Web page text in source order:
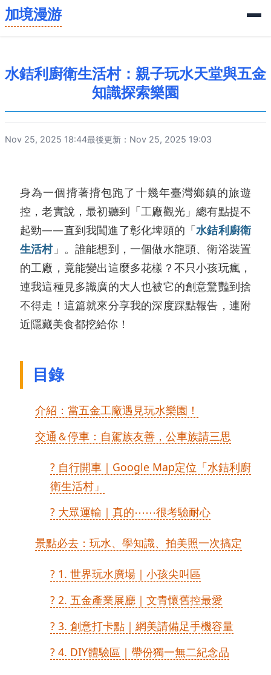
加境漫游
水銡利廚衛生活村：親子玩水天堂與五金
知識探索樂園
Nov 25, 2025 18:44最後更新：Nov 25, 2025 19:03
身為一個揹著揹包跑了十幾年臺灣鄉鎮的旅遊
控，老實說，最初聽到「工廠觀光」總有點提不
起勁——直到我闖進了彰化埤頭的「水銡利廚衛
生活村」。誰能想到，一個做水龍頭、衛浴裝置
的工廠，竟能變出這麼多花樣？不只小孩玩瘋，
連我這種見多識廣的大人也被它的創意驚豔到捨
不得走！這篇就來分享我的深度踩點報告，連附
近隱藏美食都挖給你！
目錄
介紹：當五金工廠遇見玩水樂園！
交通＆停車：自駕族友善，公車族請三思
? 自行開車｜Google Map定位「水銡利廚
衛生活村」
? 大眾運輸｜真的⋯⋯很考驗耐心
景點必去：玩水、學知識、拍美照一次搞定
? 1. 世界玩水廣場｜小孩尖叫區
? 2. 五金產業展廳｜文青懷舊控最愛
? 3. 創意打卡點｜網美請備足手機容量
? 4. DIY體驗區｜帶份獨一無二紀念品